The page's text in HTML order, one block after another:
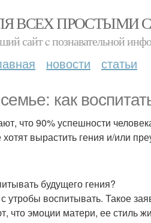
ВСЕХ ПРОСТЫМИ
сайт c познавательной
новости статьи
как
что 90% успешности
вырастить гения и/или
будущего гения?
утробы воспитывать. Такое
что эмоции матери, ее стиль